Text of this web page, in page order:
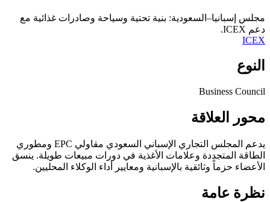
مجلس إسبانيا–السعودية: بنية تحتية وسياحة وصادرات غذائية مع
دعم ICEX.
ICEX
النوع
Business Council
محور العلاقة
يدعم المجلس التجاري الإسباني السعودي مقاولي EPC ومطوري
الطاقة المتجددة وعلامات الأغذية في دورات مبيعات طويلة. ينسق
الأعضاء حزماً وثائقية بالإسبانية ومعايير أداء الوكلاء المحليين.
نظرة عامة